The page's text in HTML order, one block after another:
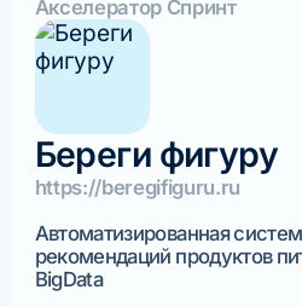
Акселератор Спринт
Береги фигуру
https://beregifiguru.ru
Автоматизированная
рекомендаций продуктов
BigData